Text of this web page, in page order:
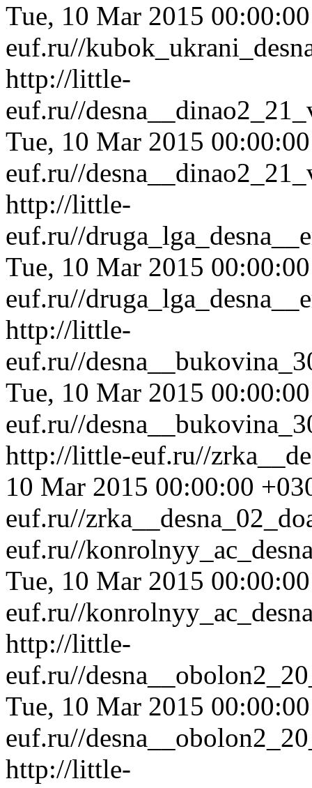
Tue, 10 Mar 2015
euf.ru//
http://little-
euf.ru//
Tue, 10 Mar 2015
euf.ru//
http://little-
euf.ru//
Tue, 10 Mar 2015
euf.ru//
http://little-
euf.ru//
Tue, 10 Mar 2015
euf.ru//
http://little-euf.ru//
10 Mar 2015 00:00:00
euf.ru//
euf.ru//
Tue, 10 Mar 2015
euf.ru//
http://little-
euf.ru//
Tue, 10 Mar 2015
euf.ru//
http://little-